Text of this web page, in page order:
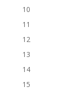
10
11
12
13
14
15